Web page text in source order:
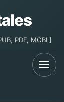
PDF, MOBI ]